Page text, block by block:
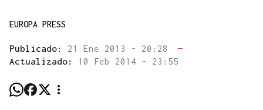
EUROPA PRESS
Publicado: 21 Ene 2013 - 20:28
—
Actualizado: 10 Feb 2014 - 23:55